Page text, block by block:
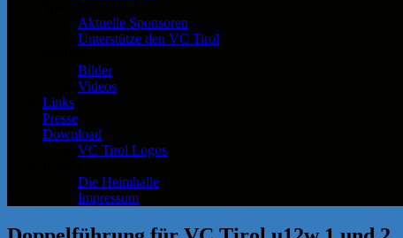
Aktuelle Sponsoren
Unterstütze den VC Tirol
Bilder
Videos
Links
Presse
Download
VC Tirol Logos
Die Heimhalle
Impressum